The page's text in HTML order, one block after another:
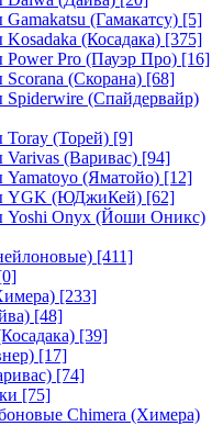
(Гамакатсу) [5]
(Косадака) [375]
Pro (Пауэр Про) [16]
(Скорана) [68]
(Спайдервайр)
(Торей) [9]
(Варивас) [94]
(Яматойо) [12]
YGK (ЮДжиКей) [62]
Yoshi Onyx (Йоши Оникс)
[411]
[233]
[48]
[39]
[17]
[74]
[75]
Chimera (Химера)